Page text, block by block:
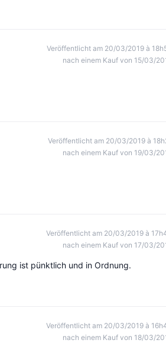
Veröffentlicht am 20/03/2019 à
nach einem Kauf von 15/03/
Veröffentlicht am 20/03/2019 à
nach einem Kauf von 19/03/
Veröffentlicht am 20/03/2019 à
nach einem Kauf von 17/03/
ist pünktlich und in Ordnung.
Veröffentlicht am 20/03/2019 à
nach einem Kauf von 18/03/